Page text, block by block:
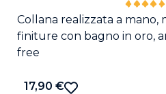
Collana realizzata a mano,
finiture con bagno in oro,
free
17,90 €